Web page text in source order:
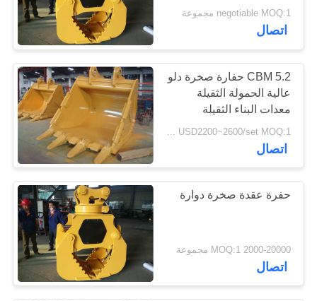
مضخة اسطوانة مزدوجة
negotiable MOQ:1 مجموعة
اتصال
5.2 CBM حفارة صخرة دلو
عالية الحمولة الثقيلة
معدات البناء الثقيلة
اتصال
حفرة عقدة صخرة دوارة
2000-20000 MOQ:1 مجموعة
اتصال